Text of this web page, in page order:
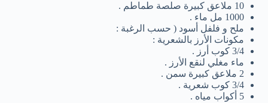
10 ملاعق كبيرة صلصة طماطم .
1000 مل ماء .
ملح و فلفل أسود ( حسب الرغبة :
مكونات الأرز بالشعرية :
3/4 كوب أرز .
ماء مغلي لنقع الأرز .
2 ملاعق كبيرة سمن .
3/4 كوب شعرية .
5 أكواب مياه .